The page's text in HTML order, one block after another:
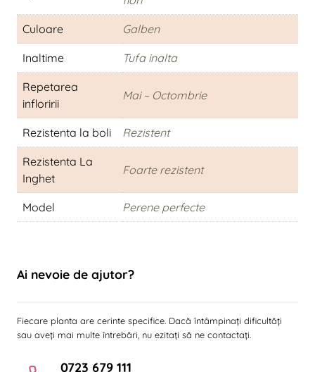
Culoare Galben
Inaltime Tufa inalta
Repetarea
infloririi
Mai – Octombrie
Rezistenta la boli Rezistent
Rezistenta La
Inghet
Foarte rezistent
Model Perene perfecte
Ai nevoie de ajutor?
Fiecare planta are cerinte specifice. Dacă întâmpinați dificultăți
sau aveți mai multe întrebări, nu ezitați să ne contactați.
0723 679 111